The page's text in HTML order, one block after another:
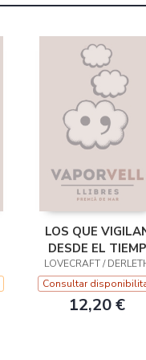
LOS QUE
DESDE EL TIEMP
LOVECRAFT /
Consultar
12,20 €